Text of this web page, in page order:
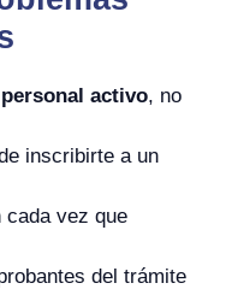
activo, no
inscribirte a un
cada vez que
del trámite